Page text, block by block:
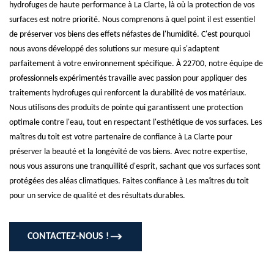
hydrofuges de haute performance à La Clarte, là où la protection de vos
surfaces est notre priorité. Nous comprenons à quel point il est essentiel
de préserver vos biens des effets néfastes de l'humidité. C'est pourquoi
nous avons développé des solutions sur mesure qui s'adaptent
parfaitement à votre environnement spécifique. À 22700, notre équipe de
professionnels expérimentés travaille avec passion pour appliquer des
traitements hydrofuges qui renforcent la durabilité de vos matériaux.
Nous utilisons des produits de pointe qui garantissent une protection
optimale contre l'eau, tout en respectant l'esthétique de vos surfaces. Les
maîtres du toit est votre partenaire de confiance à La Clarte pour
préserver la beauté et la longévité de vos biens. Avec notre expertise,
nous vous assurons une tranquillité d'esprit, sachant que vos surfaces sont
protégées des aléas climatiques. Faites confiance à Les maîtres du toit
pour un service de qualité et des résultats durables.
CONTACTEZ-NOUS !